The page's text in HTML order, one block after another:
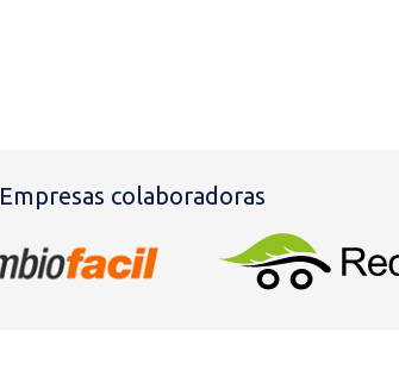
Empresas colaboradoras